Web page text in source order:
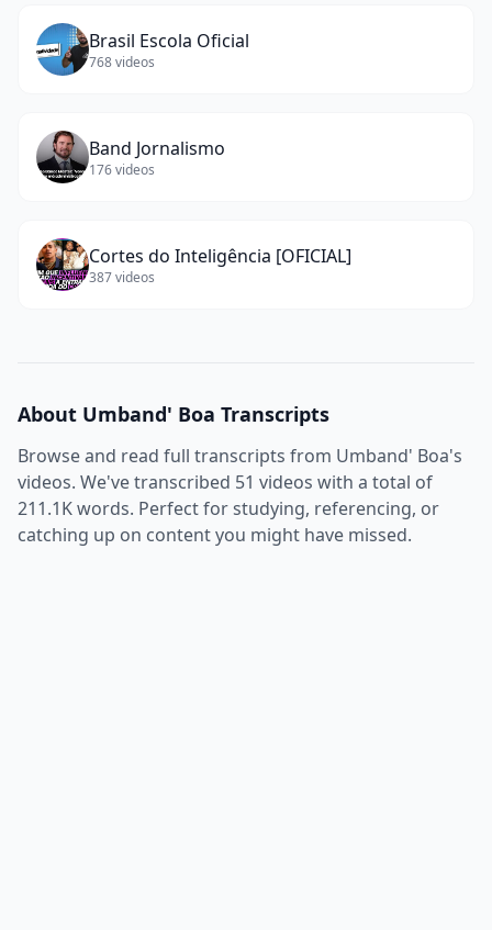
Brasil Escola Oficial
768videos
Band Jornalismo
176videos
Cortes do Inteligência [OFICIAL]
387videos
About Umband' Boa Transcripts
Browse and read full transcripts from Umband' Boa's
videos. We've transcribed 51 videos with a total of
211.1Kwords. Perfect for studying, referencing, or
catching up on content you might have missed.